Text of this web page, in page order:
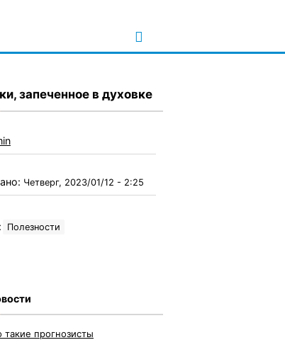
запеченное в духовке
Четверг, 2023/01/12 - 2:25
Полезности
такие прогнозисты